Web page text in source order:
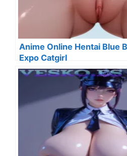
Anime Online Hentai Blue
Expo Catgirl